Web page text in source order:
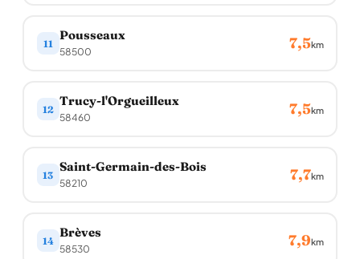
11
Pousseaux
58500 7,5km
12
Trucy-l'Orgueilleux
58460 7,5km
13
Saint-Germain-des-Bois
58210 7,7km
14
Brèves
58530 7,9km